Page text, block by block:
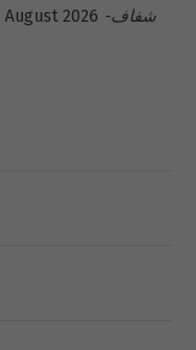
6 August 2026 شفاف-